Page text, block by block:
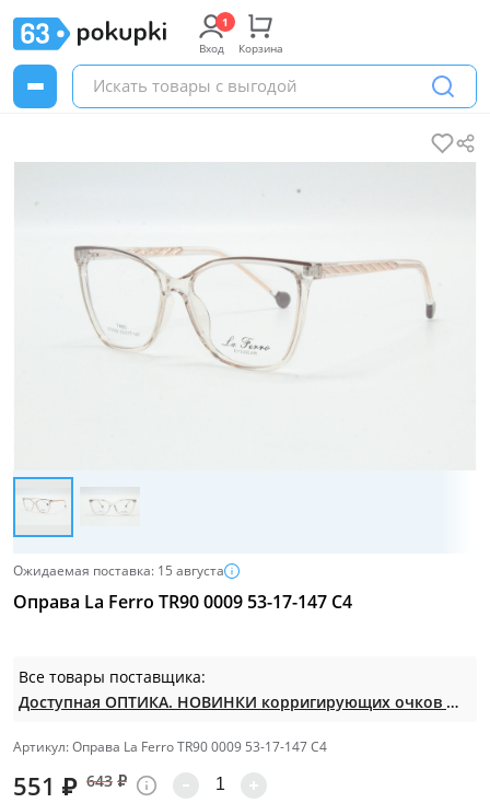
Вход Корзина
Ожидаемая поставка: 15 августа
Оправа La Ferro TR90 0009 53-17-147 C4
Все товары поставщика:
Доступная ОПТИКА. НОВИНКИ корригирующих очков по СУПЕР ценам. Таких нет на МП.
Артикул: Оправа La Ferro TR90 0009 53-17-147 C4
551 ₽ 643 ₽